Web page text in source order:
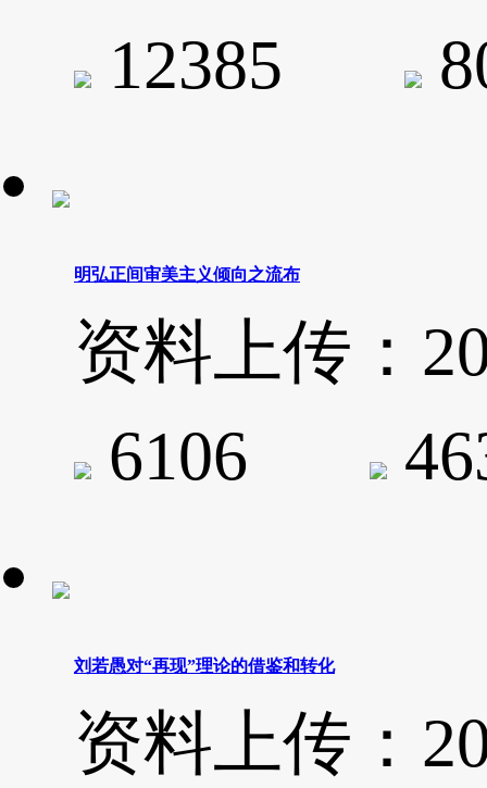
12385
明弘正间审美主义倾向之流布
资料上传：
6106
刘若愚对“再现”理论的借鉴和转化
资料上传：